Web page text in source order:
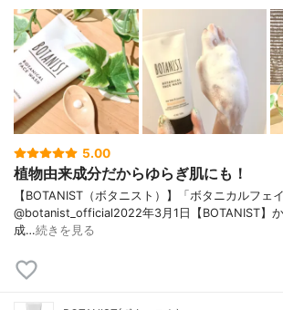
5.00
植物由来成分だからゆらぎ肌にも！
【BOTANIST（ボタニスト）】「ボタニカルフェ
@botanist_official2022年3月1日【BOTANIST】
成…続きを見る